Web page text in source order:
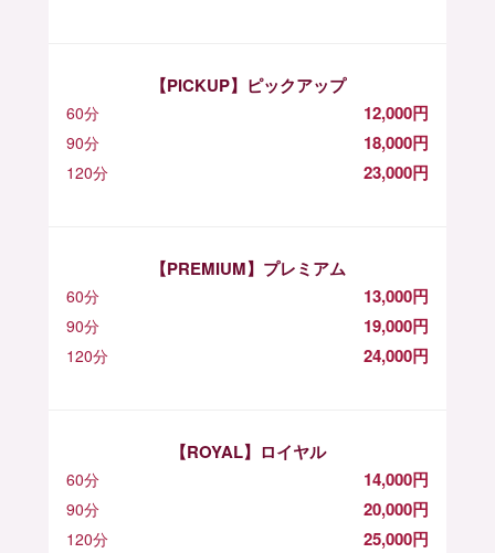
【PICKUP】ピックアップ
60分 12,000円
90分 18,000円
120分 23,000円
【PREMIUM】プレミアム
60分 13,000円
90分 19,000円
120分 24,000円
【ROYAL】ロイヤル
60分 14,000円
90分 20,000円
120分 25,000円